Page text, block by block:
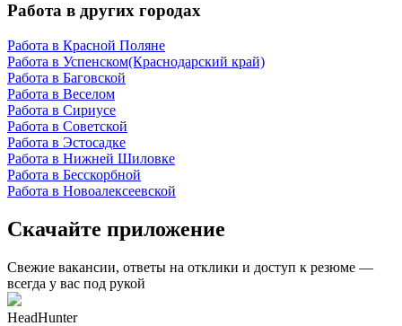
Работа в других городах
Работа в Красной Поляне
Работа в Успенском(Краснодарский край)
Работа в Баговской
Работа в Веселом
Работа в Сириусе
Работа в Советской
Работа в Эстосадке
Работа в Нижней Шиловке
Работа в Бесскорбной
Работа в Новоалексеевской
Скачайте приложение
Свежие вакансии, ответы на отклики и доступ к резюме —
всегда у вас под рукой
HeadHunter